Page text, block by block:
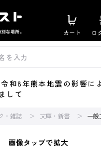
カート ロ
8年熊本地震の影響に
して
・雑誌 文庫・新書 一般
画像タップで拡大